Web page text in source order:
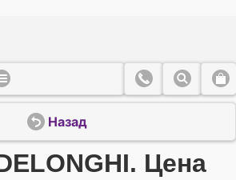
Назад
Цена